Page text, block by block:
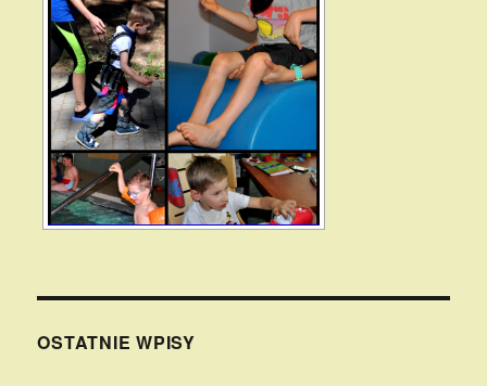
OSTATNIE WPISY